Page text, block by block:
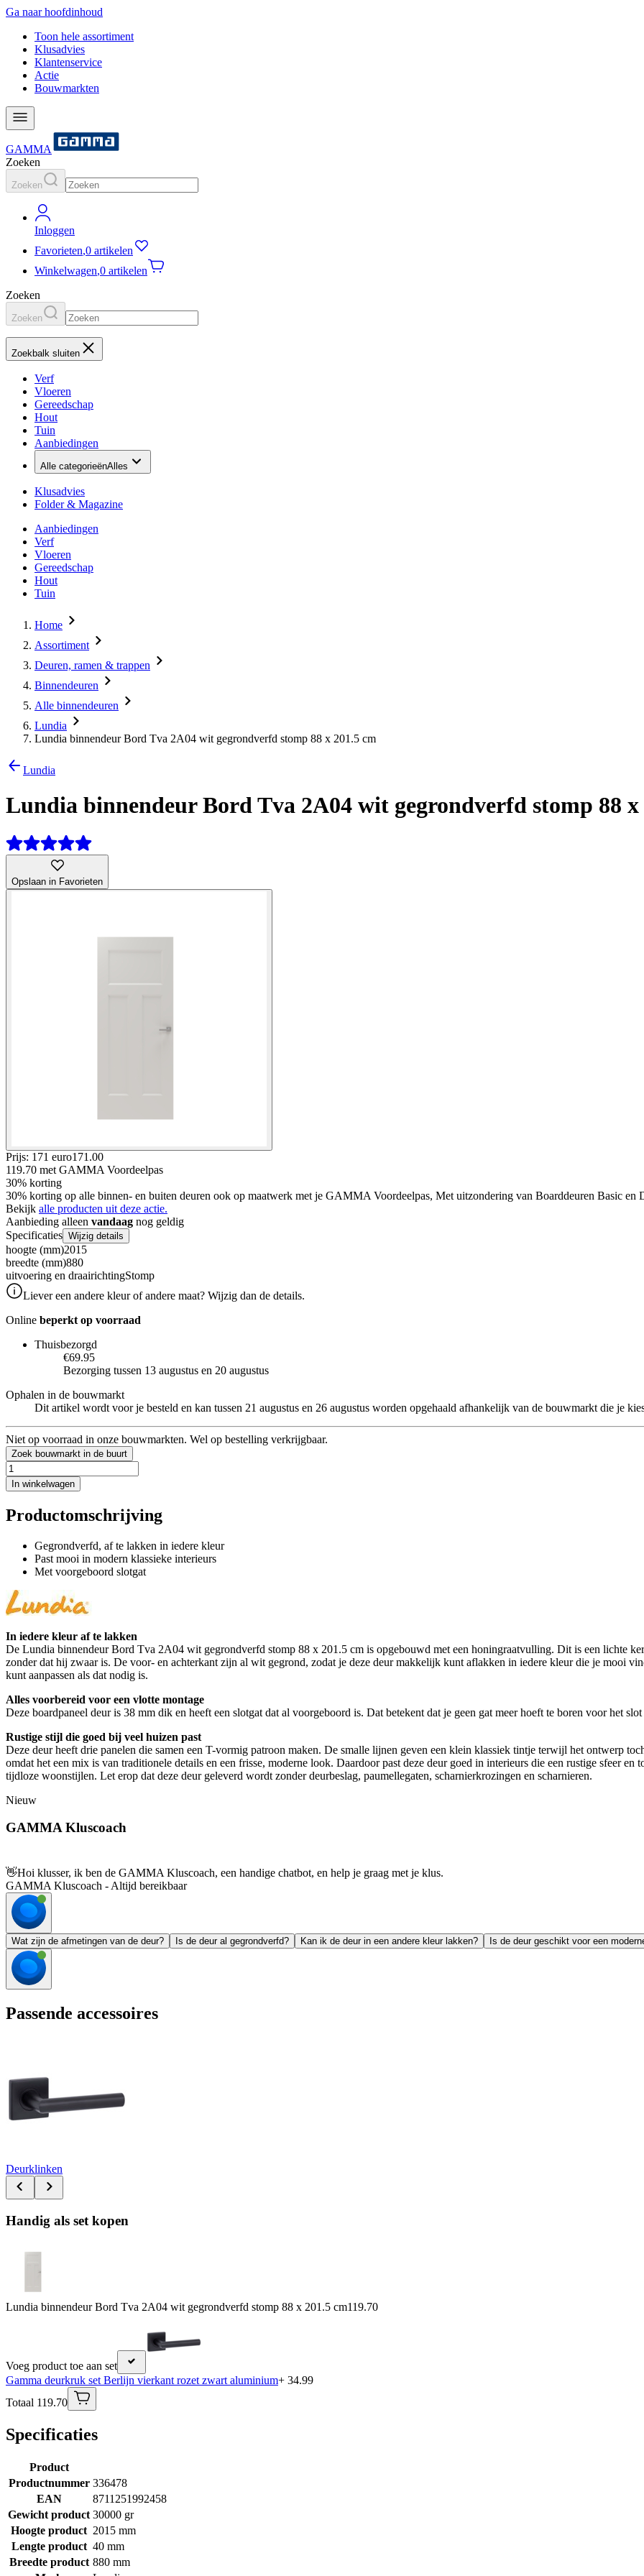
Ga naar hoofdinhoud
Toon hele assortiment
Klusadvies
Klantenservice
Actie
Bouwmarkten
GAMMA
Zoeken
Zoeken
Inloggen
Favorieten,0 artikelen
Winkelwagen,0 artikelen
Zoeken
Zoeken
Zoekbalk sluiten
Verf
Vloeren
Gereedschap
Hout
Tuin
Aanbiedingen
Alle categorieënAlles
Klusadvies
Folder & Magazine
Aanbiedingen
Verf
Vloeren
Gereedschap
Hout
Tuin
Home
Assortiment
Deuren, ramen & trappen
Binnendeuren
Alle binnendeuren
Lundia
Lundia binnendeur Bord Tva 2A04 wit gegrondverfd stomp 88 x 201.5 cm
Lundia
Lundia binnendeur Bord Tva 2A04 wit gegrondverfd stomp 88 x
Opslaan in Favorieten
Prijs: 171 euro171 .00
119.70 met GAMMA Voordeelpas
30% korting
30% korting op alle binnen- en buiten deuren ook op maatwerk met je GAMMA Voordeelpas, Met uitzondering van Boarddeuren Basic en
Bekijk alle producten uit deze actie.
Aanbieding alleen vandaag nog geldig
Specificaties Wijzig details
hoogte (mm)2015
breedte (mm)880
uitvoering en draairichtingStomp
Liever een andere kleur of andere maat? Wijzig dan de details.
Online beperkt op voorraad
Thuisbezorgd
€69.95
Bezorging tussen 13 augustus en 20 augustus
Ophalen in de bouwmarkt
Dit artikel wordt voor je besteld en kan tussen 21 augustus en 26 augustus worden opgehaald afhankelijk van de bouwmarkt die je
Niet op voorraad in onze bouwmarkten. Wel op bestelling verkrijgbaar.
Zoek bouwmarkt in de buurt
In winkelwagen
Productomschrijving
Gegrondverfd, af te lakken in iedere kleur
Past mooi in modern klassieke interieurs
Met voorgeboord slotgat
In iedere kleur af te lakken
De Lundia binnendeur Bord Tva 2A04 wit gegrondverfd stomp 88 x 201.5 cm is opgebouwd met een honingraatvulling. Dit is een lichte
zonder dat hij zwaar is. De voor- en achterkant zijn al wit gegrond, zodat je deze deur makkelijk kunt aflakken in iedere kleur die je mooi
kunt aanpassen als dat nodig is.
Alles voorbereid voor een vlotte montage
Deze boardpaneel deur is 38 mm dik en heeft een slotgat dat al voorgeboord is. Dat betekent dat je geen gat meer hoeft te boren voor het
Rustige stijl die goed bij veel huizen past
Deze deur heeft drie panelen die samen een T-vormig patroon maken. De smalle lijnen geven een klein klassiek tintje terwijl het ontwerp
omdat het een mix is van traditionele details en een frisse, moderne look. Daardoor past deze deur goed in interieurs die een rustige sfeer
tijdloze woonstijlen. Let erop dat deze deur geleverd wordt zonder deurbeslag, paumellegaten, scharnierkrozingen en scharnieren.
Nieuw
GAMMA Kluscoach
👋Hoi klusser, ik ben de GAMMA Kluscoach, een handige chatbot, en help je graag met je klus.
GAMMA Kluscoach - Altijd bereikbaar
Wat zijn de afmetingen van de deur? Is de deur al gegrondverfd? Kan ik de deur in een andere kleur lakken? Is de deur geschikt voor een
Passende accessoires
Deurklinken
Handig als set kopen
Lundia binnendeur Bord Tva 2A04 wit gegrondverfd stomp 88 x 201.5 cm119.70
Voeg product toe aan set
Gamma deurkruk set Berlijn vierkant rozet zwart aluminium+ 34.99
Totaal 119.70
Specificaties
Product
Productnummer 336478
EAN
8711251992458
Gewicht product 30000 gr
Hoogte product 2015 mm
Lengte product 40 mm
Breedte product 880 mm